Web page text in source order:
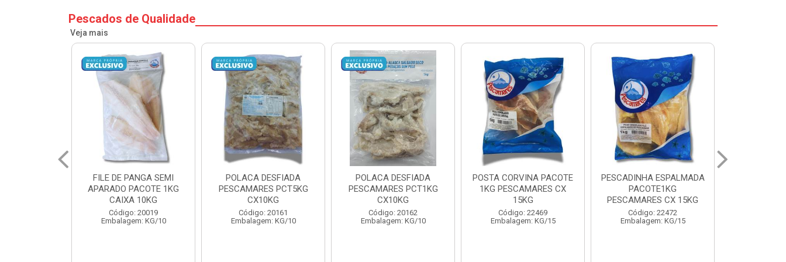
Pescados de Qualidade
Veja mais
POLACA DESFIADA
PESCAMARES PCT5KG
CX10KG
Código: 20161
Embalagem: KG/10
POLACA DESFIADA
PESCAMARES PCT1KG
CX10KG
Código: 20162
Embalagem: KG/10
POSTA CORVINA PACOTE
1KG PESCAMARES CX
15KG
Código: 22469
Embalagem: KG/15
PESCADINHA ESPALMADA
PACOTE1KG
PESCAMARES CX 15KG
Código: 22472
Embalagem: KG/15
FILE DE PANGA PREMIUM
PACOTE 1KG CAIXA 10KG
Código: 20021
Embalagem: KG/10